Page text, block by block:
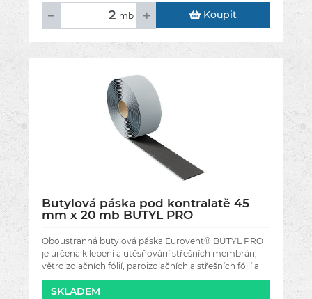
mb Koupit
Butylová páska pod kontralatě 45
mm x 20 mb BUTYL PRO
Oboustranná butylová páska Eurovent® BUTYL PRO
je určena k lepení a utěsňování střešních membrán,
větroizolačních fólií, paroizolačních a střešních fólií a
také k
SKLADEM